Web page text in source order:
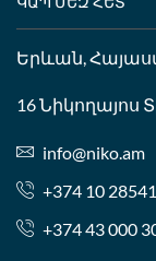
Երևան,
16 Նիկողայոս
info@niko.am
+374 10
+374 43 000